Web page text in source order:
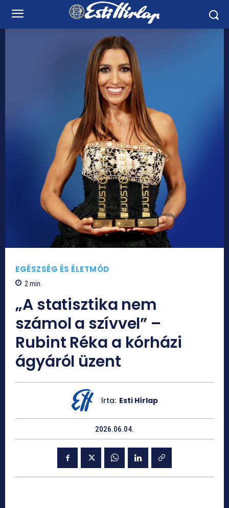
EGÉSZSÉG ÉS ÉLETMÓD
2min.
„A statisztika nem
számol a szívvel” –
Rubint Réka a kórházi
ágyáról üzent
írta: Esti Hírlap
2026.06.04.